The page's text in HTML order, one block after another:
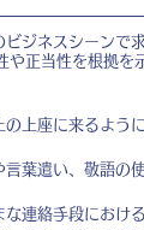
ジネスシーン
正当性を根拠を
の上座に来るよ
言葉遣い、敬語
連絡手段におけ